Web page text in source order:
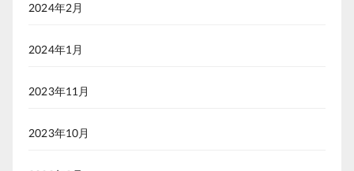
2024年2月
2024年1月
2023年11月
2023年10月